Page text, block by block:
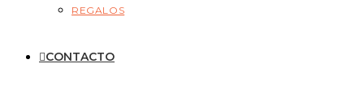
REGALOS
CONTACTO